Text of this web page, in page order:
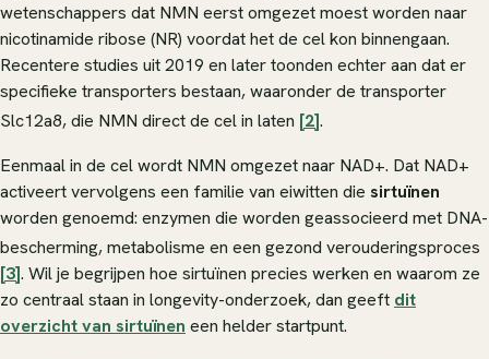
wetenschappers dat NMN eerst omgezet moest worden naar
nicotinamide ribose (NR) voordat het de cel kon binnengaan.
Recentere studies uit 2019 en later toonden echter aan dat er
specifieke transporters bestaan, waaronder de transporter
Slc12a8, die NMN direct de cel in laten [2].
Eenmaal in de cel wordt NMN omgezet naar NAD+. Dat NAD+
activeert vervolgens een familie van eiwitten die sirtuïnen
worden genoemd: enzymen die worden geassocieerd met DNA-
bescherming, metabolisme en een gezond verouderingsproces
[3]. Wil je begrijpen hoe sirtuïnen precies werken en waarom ze
zo centraal staan in longevity-onderzoek, dan geeft dit
overzicht van sirtuïnen een helder startpunt.